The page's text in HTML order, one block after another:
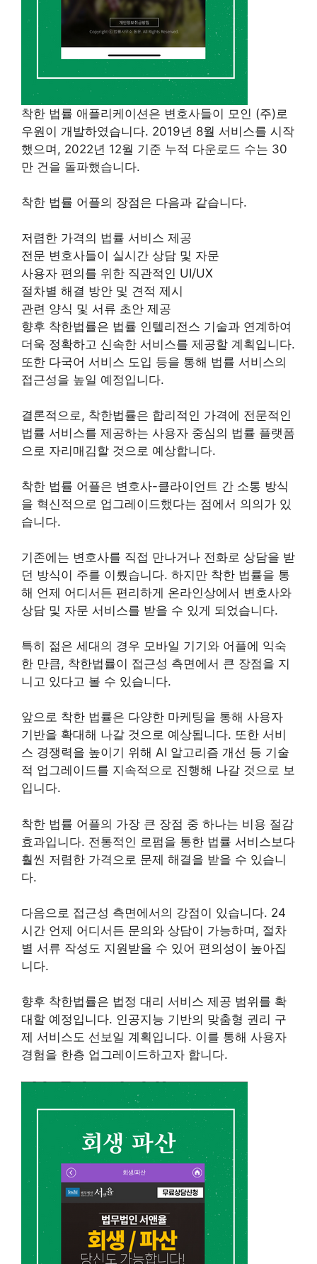
착한 법률 애플리케이션은 변호사들이 모인 (주)로
우원이 개발하였습니다. 2019년 8월 서비스를 시작
했으며, 2022년 12월 기준 누적 다운로드 수는 30
만 건을 돌파했습니다.
착한 법률 어플의 장점은 다음과 같습니다.
저렴한 가격의 법률 서비스 제공
전문 변호사들이 실시간 상담 및 자문
사용자 편의를 위한 직관적인 UI/UX
절차별 해결 방안 및 견적 제시
관련 양식 및 서류 초안 제공
향후 착한법률은 법률 인텔리전스 기술과 연계하여
더욱 정확하고 신속한 서비스를 제공할 계획입니다.
또한 다국어 서비스 도입 등을 통해 법률 서비스의
접근성을 높일 예정입니다.
결론적으로, 착한법률은 합리적인 가격에 전문적인
법률 서비스를 제공하는 사용자 중심의 법률 플랫폼
으로 자리매김할 것으로 예상합니다.
착한 법률 어플은 변호사-클라이언트 간 소통 방식
을 혁신적으로 업그레이드했다는 점에서 의의가 있
습니다.
기존에는 변호사를 직접 만나거나 전화로 상담을 받
던 방식이 주를 이뤘습니다. 하지만 착한 법률을 통
해 언제 어디서든 편리하게 온라인상에서 변호사와
상담 및 자문 서비스를 받을 수 있게 되었습니다.
특히 젊은 세대의 경우 모바일 기기와 어플에 익숙
한 만큼, 착한법률이 접근성 측면에서 큰 장점을 지
니고 있다고 볼 수 있습니다.
앞으로 착한 법률은 다양한 마케팅을 통해 사용자
기반을 확대해 나갈 것으로 예상됩니다. 또한 서비
스 경쟁력을 높이기 위해 AI 알고리즘 개선 등 기술
적 업그레이드를 지속적으로 진행해 나갈 것으로 보
입니다.
착한 법률 어플의 가장 큰 장점 중 하나는 비용 절감
효과입니다. 전통적인 로펌을 통한 법률 서비스보다
훨씬 저렴한 가격으로 문제 해결을 받을 수 있습니
다.
다음으로 접근성 측면에서의 강점이 있습니다. 24
시간 언제 어디서든 문의와 상담이 가능하며, 절차
별 서류 작성도 지원받을 수 있어 편의성이 높아집
니다.
향후 착한법률은 법정 대리 서비스 제공 범위를 확
대할 예정입니다. 인공지능 기반의 맞춤형 권리 구
제 서비스도 선보일 계획입니다. 이를 통해 사용자
경험을 한층 업그레이드하고자 합니다.